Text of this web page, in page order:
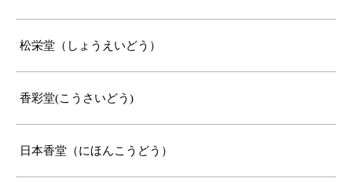
松栄堂（しょうえいどう）
香彩堂(こうさいどう)
日本香堂（にほんこうどう）